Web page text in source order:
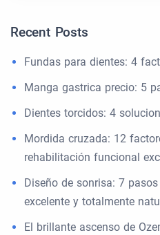
Recent Posts
Fundas para dientes: 4
Manga gastrica precio: 5
Dientes torcidos: 4
Mordida cruzada: 12
rehabilitación funcional
Diseño de sonrisa: 7
excelente y totalmente
El brillante ascenso de